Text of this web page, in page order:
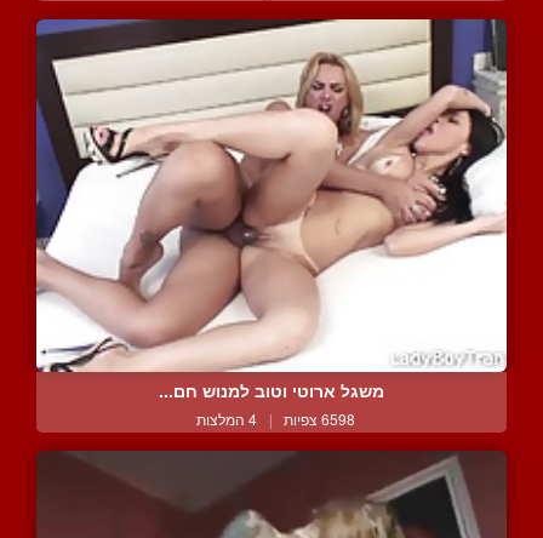
משגל ארוטי וטוב למנוש חם...
6598 צפיות | 4 המלצות